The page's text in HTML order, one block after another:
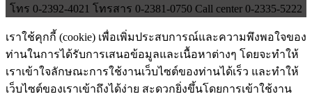
โทร 0-2392-4021 โทรสาร 0-2381-0750 Call center 0-2335-5222
เราใช้คุกกี้ (cookie) เพื่อเพิ่มประสบการณ์และความพึงพอใจของ
ท่านในการได้รับการเสนอข้อมูลและเนื้อหาต่างๆ โดยจะทำให้
เราเข้าใจลักษณะการใช้งานเว็บไซต์ของท่านได้เร็ว และทำให้
เว็บไซต์ของเราเข้าถึงได้ง่าย สะดวกยิ่งขึ้นโดยการเข้าใช้งาน